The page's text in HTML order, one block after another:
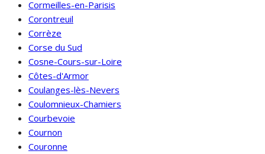
Cormeilles-en-Parisis
Corontreuil
Corrèze
Corse du Sud
Cosne-Cours-sur-Loire
Côtes-d'Armor
Coulanges-lès-Nevers
Coulomnieux-Chamiers
Courbevoie
Cournon
Couronne